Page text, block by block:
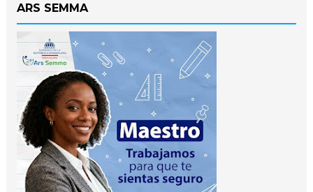
ARS SEMMA